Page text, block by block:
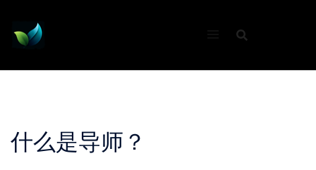
content
什么是导师？